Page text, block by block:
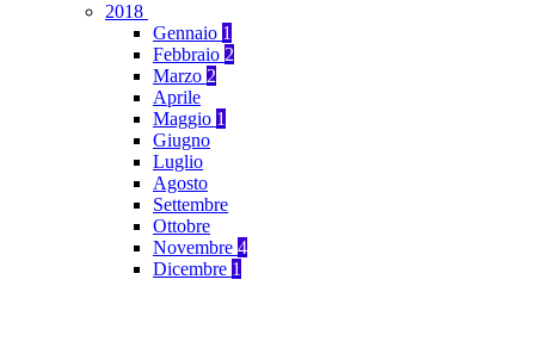
2018
Gennaio 1
Febbraio 2
Marzo 2
Aprile
Maggio 1
Giugno
Luglio
Agosto
Settembre
Ottobre
Novembre 4
Dicembre 1